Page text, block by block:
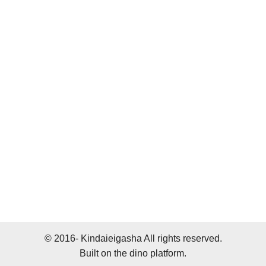
© 2016- Kindaieigasha All rights reserved.
Built on the dino platform.